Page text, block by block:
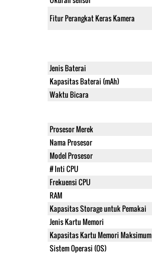
Fitur Perangkat Keras Kamera
Jenis Baterai
Kapasitas Baterai (mAh)
Waktu Bicara
Prosesor Merek
Nama Prosesor
Model Prosesor
# Inti CPU
Frekuensi CPU
RAM
Kapasitas Storage untuk Pemakai
Jenis Kartu Memori
Kapasitas Kartu Memori Maksimum
Sistem Operasi (OS)